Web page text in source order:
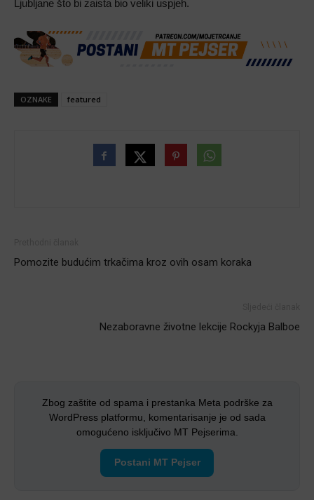
Ljubljane što bi zaista bio veliki uspjeh.
OZNAKE featured
Pomozite budućim trkačima kroz ovih osam koraka
Nezaboravne životne lekcije Rockyja Balboe
Zbog zaštite od spama i prestanka Meta podrške za
WordPress platformu, komentarisanje je od sada
omogućeno isključivo MT Pejserima.
Postani MT Pejser